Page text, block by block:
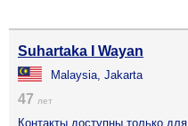
Suhartaka I Wayan
Malaysia, Jakarta
47 лет
Контакты доступны только для